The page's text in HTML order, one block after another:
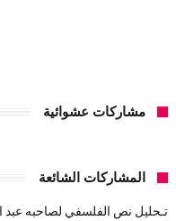
مشاركات عشوائية
المشاركات الشائعة
تـحليل نص الفلسفي لصاحبه عبد